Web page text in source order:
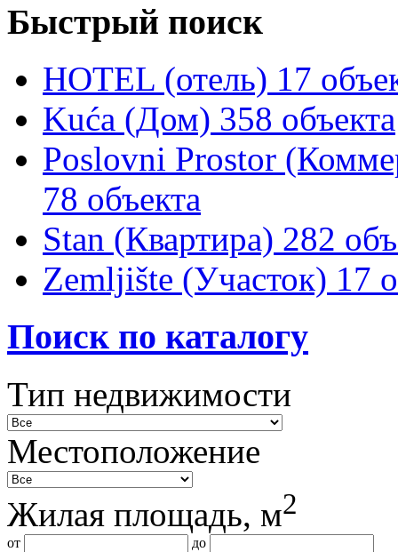
Быстрый поиск
HOTEL (отель) 17
Kuća (Дом) 358 объекта
Poslovni Prostor
78 объекта
Stan (Квартира) 282
Zemljište (Участок) 17
Поиск по каталогу
Тип недвижимости
Местоположение
Жилая площадь, м2
от до